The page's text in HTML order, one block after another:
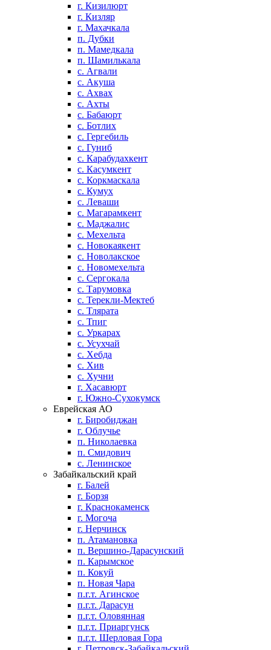
г. Кизилюрт
г. Кизляр
г. Махачкала
п. Дубки
п. Мамедкала
п. Шамилькала
с. Агвали
с. Акуша
с. Ахвах
с. Ахты
с. Бабаюрт
с. Ботлих
с. Гергебиль
с. Гуниб
с. Карабудахкент
с. Касумкент
с. Коркмаскала
с. Кумух
с. Леваши
с. Магарамкент
с. Маджалис
с. Мехельта
с. Новокаякент
с. Новолакское
с. Новомехельта
с. Сергокала
с. Тарумовка
с. Терекли-Мектеб
с. Тлярата
с. Тпиг
с. Уркарах
с. Усухчай
с. Хебда
с. Хив
с. Хучни
г. Хасавюрт
г. Южно-Сухокумск
Еврейская АО
г. Биробиджан
г. Облучье
п. Николаевка
п. Смидович
с. Ленинское
Забайкальский край
г. Балей
г. Борзя
г. Краснокаменск
г. Могоча
г. Нерчинск
п. Атамановка
п. Вершино-Дарасунский
п. Карымское
п. Кокуй
п. Новая Чара
п.г.т. Агинское
п.г.т. Дарасун
п.г.т. Оловянная
п.г.т. Приаргунск
п.г.т. Шерловая Гора